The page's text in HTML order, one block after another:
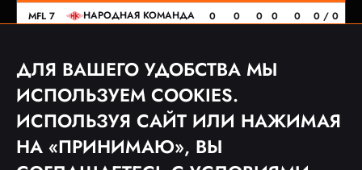
MFL 7
НАРОДНАЯ КОМАНДА 0 0 0 0 0 0 / 0
МАТЧИ
ДАТА ТУРНИР СОПЕРНИК
СЧЕТ
16.05.26
MFL 7
ДЛЯ ВАШЕГО УДОБСТВА МЫ
ИСПОЛЬЗУЕМ COOKIES.
ИСПОЛЬЗУЯ САЙТ ИЛИ НАЖИМАЯ
НА «ПРИНИМАЮ», ВЫ